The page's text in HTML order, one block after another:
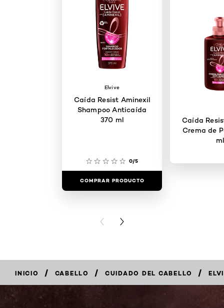
Elvive
Caída Resist Aminexil
Shampoo Anticaída
370 ml
0/5
COMPRAR PRODUCTO
Caída
Crema de
ml
PREVIOUS CARD
NEXT CARD
INICIO / CABELLO / CUIDADO DEL CABELLO /
AHORA